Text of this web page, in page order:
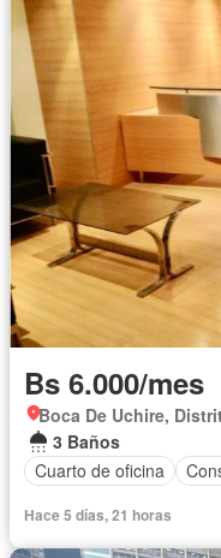
Bs 6.000/mes
Boca De Uchire,
3 Baños
Cuarto de oficina
Hace 5 días, 21 horas